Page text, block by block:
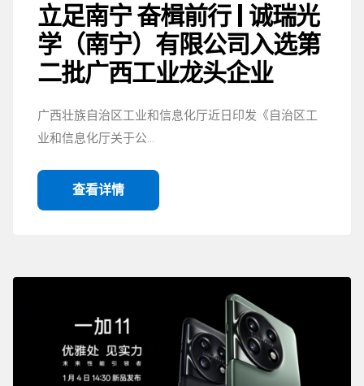
立足南宁 奋楫前行 | 诚瑞光
学（南宁）有限公司入选第
二批广西工业龙头企业
广西壮族自治区工业和信息化厅近日印发《自治区工
业和信息化厅关于公…
查看详情